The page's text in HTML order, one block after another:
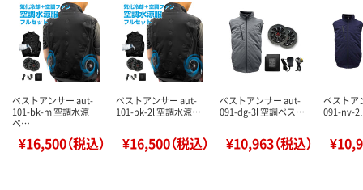
ベストアンサー aut-
101-bk-m 空調水涼
ベ…
¥16,500（税込）
ベストアンサー aut-
101-bk-2l 空調水涼…
¥16,500（税込）
ベストアンサー aut-
091-dg-3l 空調ベス…
¥10,963（税込）
ベストア
091-nv-